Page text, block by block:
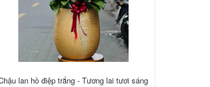
lan hồ điệp trắng - Tương lai tươi sáng